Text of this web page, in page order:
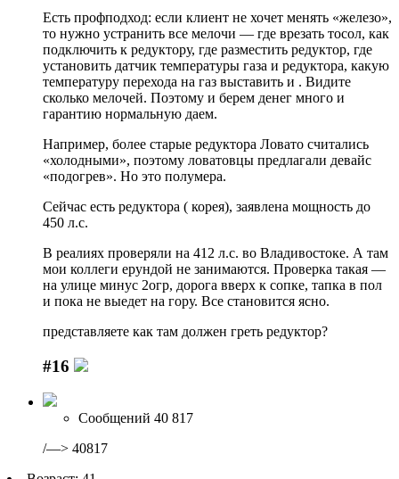
Есть профподход: если клиент не хочет менять «железо»,
то нужно устранить все мелочи — где врезать тосол, как
подключить к редуктору, где разместить редуктор, где
установить датчик температуры газа и редуктора, какую
температуру перехода на газ выставить и . Видите
сколько мелочей. Поэтому и берем денег много и
гарантию нормальную даем.
Например, более старые редуктора Ловато считались
«холодными», поэтому ловатовцы предлагали девайс
«подогрев». Но это полумера.
Сейчас есть редуктора ( корея), заявлена мощность до
450 л.с.
В реалиях проверяли на 412 л.с. во Владивостоке. А там
мои коллеги ерундой не занимаются. Проверка такая —
на улице минус 2огр, дорога вверх к сопке, тапка в пол
и пока не выедет на гору. Все становится ясно.
представляете как там должен греть редуктор?
#16
Сообщений 40 817
/—> 40817